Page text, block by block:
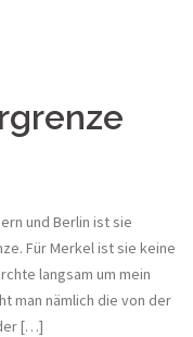
und Berlin ist sie
Für Merkel ist sie keine
langsam um mein
man nämlich die von der
[…]